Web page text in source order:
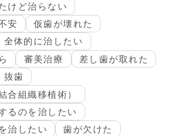
けど治らない
安
仮歯が壊れた
全体的に治したい
審美治療
差し歯が取れた
抜歯
合組織移植術）
るのを治したい
治したい
歯が欠けた